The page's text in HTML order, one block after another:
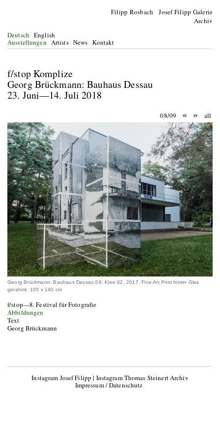
Filipp Rosbach Josef Filipp Galerie
Archiv
Deutsch English
Ausstellungen Artists News Kontakt
f/stop Komplize
Georg Brückmann: Bauhaus Dessau
23. Juni—14. Juli 2018
08/09 « » all
Georg Brückmann: Bauhaus Dessau 08, Klee 02, 2017, Fine Art Print hinter Glas
gerahmt, 105 x 140 cm
f/stop—8. Festival für Fotografie
Abbildungen
Text
Georg Brückmann
Instagram Josef Filipp | Instagram Thomas Steinert Archiv
Impressum / Datenschutz